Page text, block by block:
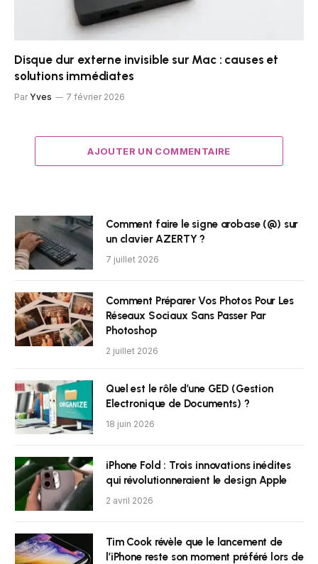
Disque dur externe invisible sur Mac : causes et
solutions immédiates
Par Yves 7 février 2026
AJOUTER UN COMMENTAIRE
Comment faire le signe arobase (@) sur
un clavier AZERTY ?
7 juillet 2026
Comment Préparer Vos Photos Pour Les
Réseaux Sociaux Sans Passer Par
Photoshop
2 juillet 2026
Quel est le rôle d’une GED (Gestion
Electronique de Documents) ?
18 juin 2026
iPhone Fold : Trois innovations inédites
qui révolutionneraient le design Apple
2 avril 2026
Tim Cook révèle que le lancement de
l’iPhone reste son moment préféré lors de